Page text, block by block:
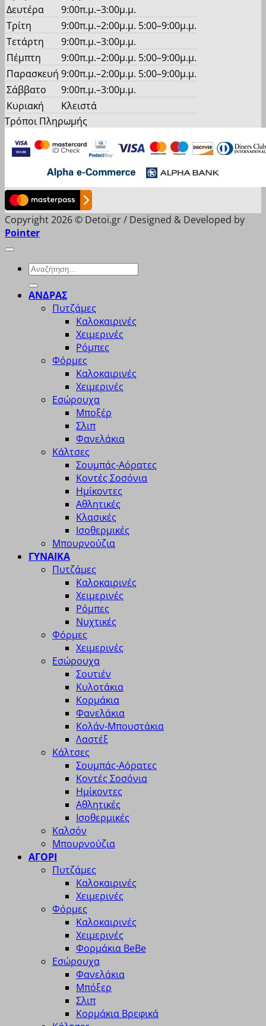
Δευτέρα
9:00π.μ.–3:00μ.μ.
Τρίτη
9:00π.μ.–2:00μ.μ. 5:00–9:00μ.μ.
Τετάρτη
9:00π.μ.–3:00μ.μ.
Πέμπτη
9:00π.μ.–2:00μ.μ. 5:00–9:00μ.μ.
Παρασκευή 9:00π.μ.–2:00μ.μ. 5:00–9:00μ.μ.
Σάββατο
9:00π.μ.–3:00μ.μ.
Κυριακή
Κλειστά
Τρόποι Πληρωμής
Copyright 2026 © Detoi.gr / Designed & Developed by
Pointer
Αναζήτηση
για:
ΑΝΔΡΑΣ
Πυτζάμες
Καλοκαιρινές
Χειμερινές
Ρόμπες
Φόρμες
Καλοκαιρινές
Χειμερινές
Εσώρουχα
Μποξέρ
Σλιπ
Φανελάκια
Κάλτσες
Σουμπάς-Αόρατες
Κοντές Σοσόνια
Ημίκοντες
Αθλητικές
Κλασικές
Ισοθερμικές
Μπουρνούζια
ΓΥΝΑΙΚΑ
Πυτζάμες
Καλοκαιρινές
Χειμερινές
Ρόμπες
Νυχτικές
Φόρμες
Χειμερινές
Εσώρουχα
Σουτιέν
Κυλοτάκια
Κορμάκια
Φανελάκια
Κολάν-Μπουστάκια
Λαστέξ
Κάλτσες
Σουμπάς-Αόρατες
Κοντές Σοσόνια
Ημίκοντες
Αθλητικές
Ισοθερμικές
Καλσόν
Μπουρνούζια
ΑΓΟΡΙ
Πυτζάμες
Καλοκαιρινές
Χειμερινές
Φόρμες
Καλοκαιρινές
Χειμερινές
Φορμάκια BeBe
Εσώρουχα
Φανελάκια
Μπόξερ
Σλιπ
Κορμάκια Βρεφικά